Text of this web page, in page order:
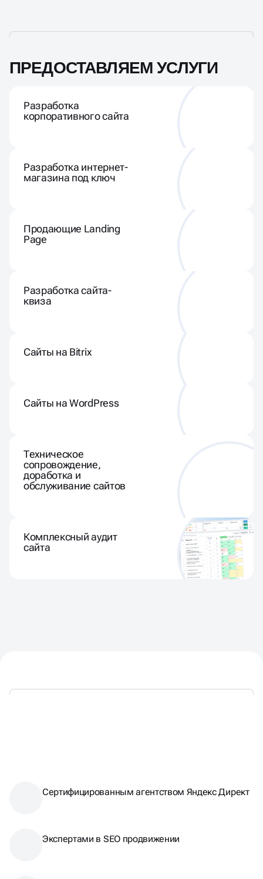
ПРЕДОСТАВЛЯЕМ УСЛУГИ
Разработка
корпоративного сайта
Разработка интернет-
магазина под ключ
Продающие Landing
Page
Разработка сайта-
квиза
Сайты на Bitrix
Сайты на WordPress
Техническое
сопровождение,
доработка и
обслуживание сайтов
Комплексный аудит
сайта
Сертифицированным агентством Яндекс Директ
Экспертами в SEO продвижении